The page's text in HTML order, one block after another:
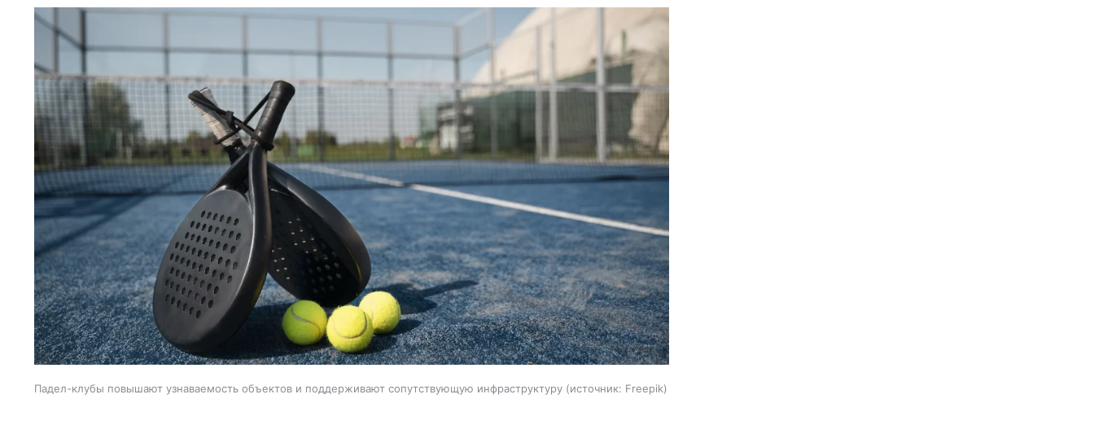
Падел-клубы повышают узнаваемость объектов и поддерживают сопутствующую инфраструктуру источник: Freepik